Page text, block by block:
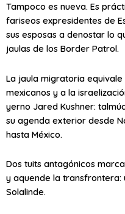
Tampoco es nueva. Es
fariseos expresidentes de
sus esposas a denostar lo
jaulas de los Border Patrol.
La jaula migratoria
mexicanos y a la
yerno Jared Kushner:
su agenda exterior desde
hasta México.
Dos tuits antagónicos
y aquende la
Solalinde.